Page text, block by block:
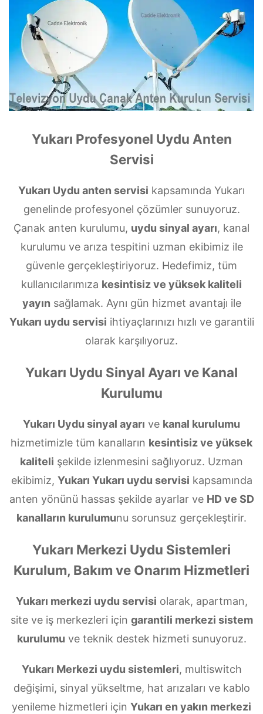
Yukarı Profesyonel Uydu Anten
Servisi
Yukarı Uydu anten servisi kapsamında Yukarı
genelinde profesyonel çözümler sunuyoruz.
Çanak anten kurulumu, uydu sinyal ayarı, kanal
kurulumu ve arıza tespitini uzman ekibimiz ile
güvenle gerçekleştiriyoruz. Hedefimiz, tüm
kullanıcılarımıza kesintisiz ve yüksek kaliteli
yayın sağlamak. Aynı gün hizmet avantajı ile
Yukarı uydu servisi ihtiyaçlarınızı hızlı ve garantili
olarak karşılıyoruz.
Yukarı Uydu Sinyal Ayarı ve Kanal
Kurulumu
Yukarı Uydu sinyal ayarı ve kanal kurulumu
hizmetimizle tüm kanalların kesintisiz ve yüksek
kaliteli şekilde izlenmesini sağlıyoruz. Uzman
ekibimiz, Yukarı Yukarı uydu servisi kapsamında
anten yönünü hassas şekilde ayarlar ve HD ve SD
kanalların kurulumunu sorunsuz gerçekleştirir.
Yukarı Merkezi Uydu Sistemleri
Kurulum, Bakım ve Onarım Hizmetleri
Yukarı merkezi uydu servisi olarak, apartman,
site ve iş merkezleri için garantili merkezi sistem
kurulumu ve teknik destek hizmeti sunuyoruz.
Yukarı Merkezi uydu sistemleri, multiswitch
değişimi, sinyal yükseltme, hat arızaları ve kablo
yenileme hizmetleri için Yukarı en yakın merkezi